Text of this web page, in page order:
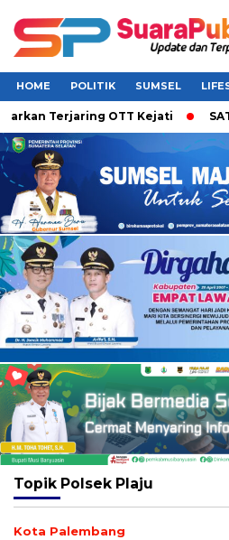
HOME POLITIK SUMSEL
Terjaring OTT Kejati
Topik Polsek Plaju
Kota Palembang